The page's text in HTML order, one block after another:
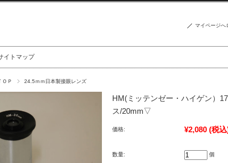
マイページへ
イトマップ
ＯＰ 24.5ｍｍ日本製接眼レンズ
HM(ミッテンゼー・ハイゲン）
ス/20mm▽
価格: ¥2,080 (税
数量: 個